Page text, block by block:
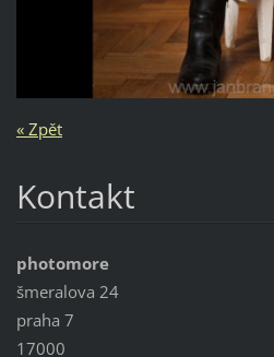
« Zpět
Kontakt
photomore
šmeralova 24
praha 7
17000